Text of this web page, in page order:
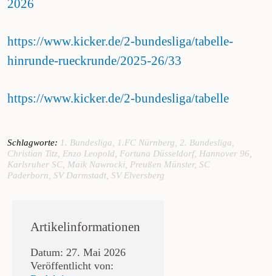
2026
https://www.kicker.de/2-bundesliga/tabelle-
hinrunde-rueckrunde/2025-26/33
https://www.kicker.de/2-bundesliga/tabelle
Schlagworte: 1. Bundesliga, 1.FC Nürnberg, 2. Bundesliga,
Christian Titz, Enzo Leopold, Fortuna Düsseldorf, Hannover 96,
Karlsruher SC, Maik Nawrocki, Preußen Münster, SC
Paderborn, SV Darmstadt, SV Elversberg
Artikelinformationen
Datum: 27. Mai 2026
Veröffentlicht von: